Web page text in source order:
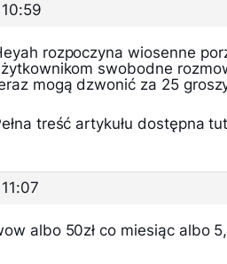
rozpoczyna wiosenne
swobodne
mogą dzwonić za 25
treść artykułu dostępna
albo 50zł co miesiąc albo